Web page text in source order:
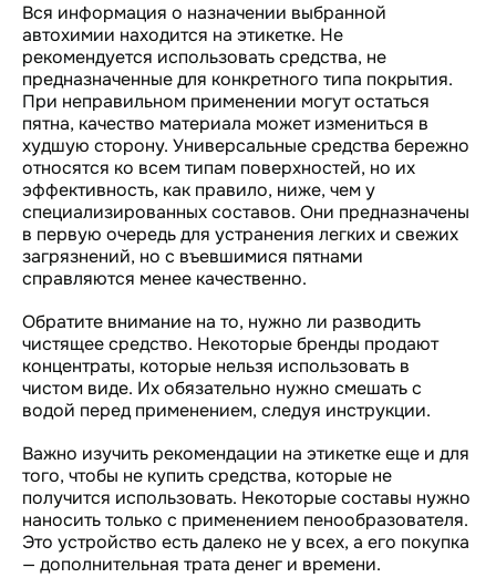
Вся информация о назначении выбранной
автохимии находится на этикетке. Не
рекомендуется использовать средства, не
предназначенные для конкретного типа покрытия.
При неправильном применении могут остаться
пятна, качество материала может измениться в
худшую сторону. Универсальные средства бережно
относятся ко всем типам поверхностей, но их
эффективность, как правило, ниже, чем у
специализированных составов. Они предназначены
в первую очередь для устранения легких и свежих
загрязнений, но с въевшимися пятнами
справляются менее качественно.
Обратите внимание на то, нужно ли разводить
чистящее средство. Некоторые бренды продают
концентраты, которые нельзя использовать в
чистом виде. Их обязательно нужно смешать с
водой перед применением, следуя инструкции.
Важно изучить рекомендации на этикетке еще и для
того, чтобы не купить средства, которые не
получится использовать. Некоторые составы нужно
наносить только с применением пенообразователя.
Это устройство есть далеко не у всех, а его покупка
— дополнительная трата денег и времени.